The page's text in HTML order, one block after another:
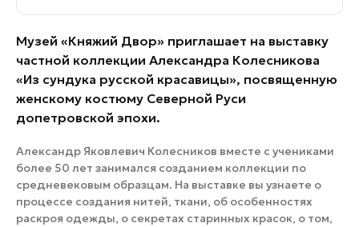
Музей «Княжий Двор» приглашает на выставку
частной коллекции Александра Колесникова
«Из сундука русской красавицы», посвященную
женскому костюму Северной Руси
допетровской эпохи.
Александр Яковлевич Колесников вместе с учениками
более 50 лет занимался созданием коллекции по
средневековым образцам. На выставке вы узнаете о
процессе создания нитей, ткани, об особенностях
раскроя одежды, о секретах старинных красок, о том,